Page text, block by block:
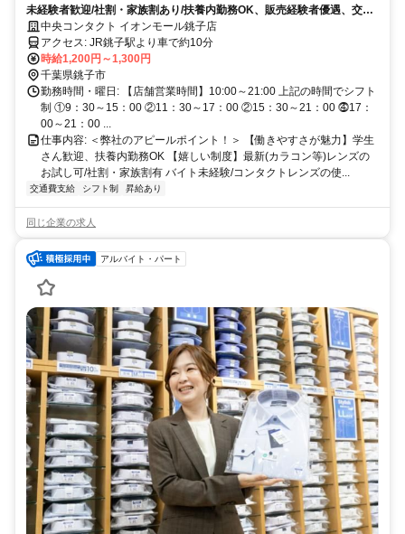
未経験者歓迎/社割・家族割あり/扶養内勤務OK、販売経験者優遇、交通
費規定支給
中央コンタクト イオンモール銚子店
アクセス: JR銚子駅より車で約10分
時給1,200円～1,300円
千葉県銚子市
勤務時間・曜日: 【店舗営業時間】10:00～21:00 上記の時間でシフト
制 ①9：30～15：00 ②11：30～17：00 ②15：30～21：00 ⓸17：
00～21：00 ...
仕事内容: ＜弊社のアピールポイント！＞ 【働きやすさが魅力】学生
さん歓迎、扶養内勤務OK 【嬉しい制度】最新(カラコン等)レンズの
お試し可/社割・家族割有 バイト未経験/コンタクトレンズの使...
交通費支給 シフト制 昇給あり
同じ企業の求人
アルバイト・パート